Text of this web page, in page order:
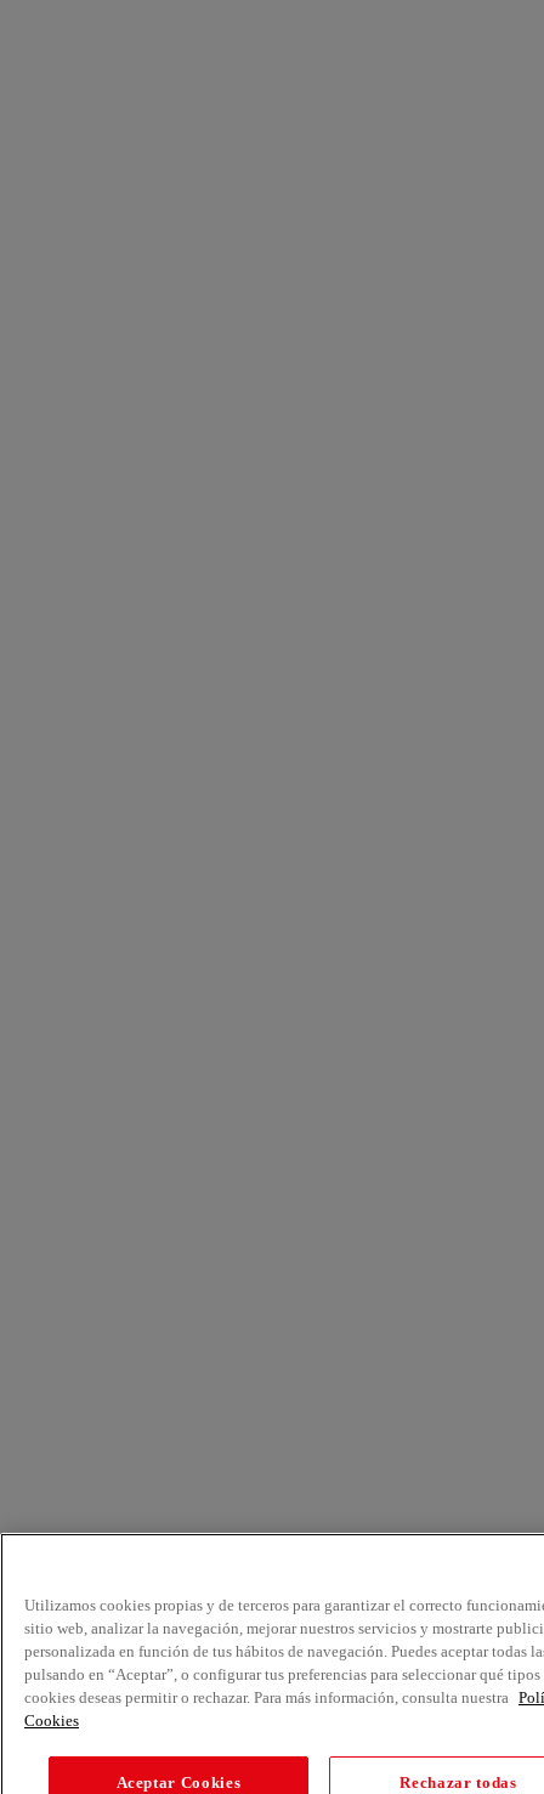
Utilizamos cookies propias y de terceros para garantizar el correcto
sitio web, analizar la navegación, mejorar nuestros servicios y mostrarte
personalizada en función de tus hábitos de navegación. Puedes aceptar todas
pulsando en “Aceptar”, o configurar tus preferencias para seleccionar qué tipos
cookies deseas permitir o rechazar. Para más información, consulta nuestra
Cookies
Aceptar Cookies Rechazar todas